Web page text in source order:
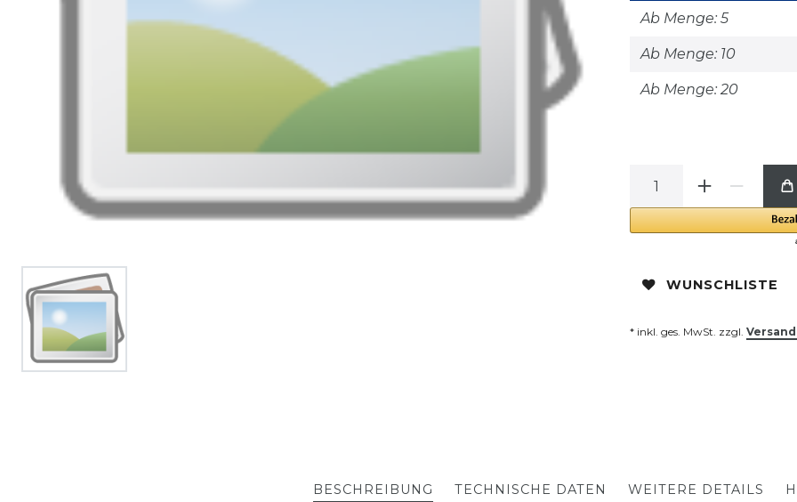
Ab Menge: 5
Ab Menge: 10
Ab Menge: 20
WUNSCHLISTE
* inkl. ges. MwSt. zzgl.
BESCHREIBUNG TECHNISCHE DATEN WEITERE DETAILS